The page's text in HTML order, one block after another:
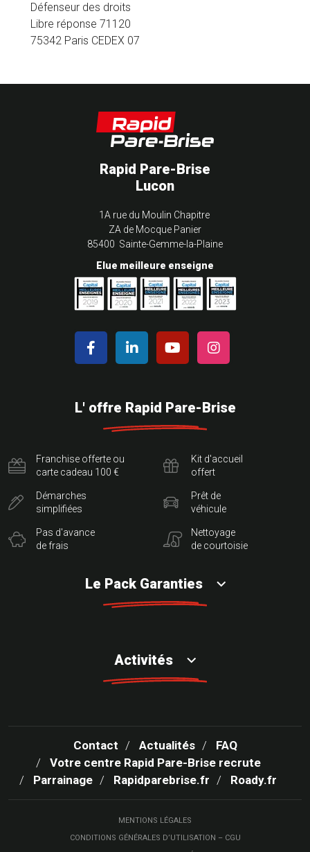
Défenseur des droits
Libre réponse 71120
75342 Paris CEDEX 07
Rapid Pare-Brise
Lucon
1A rue du Moulin Chapitre
ZA de Mocque Panier
85400 Sainte-Gemme-la-Plaine
Elue meilleure enseigne
L' offre Rapid Pare-Brise
Franchise offerte ou
carte cadeau 100 €
Démarches
simplifiées
Pas d'avance
de frais
Kit d'accueil
offert
Prêt de
véhicule
Nettoyage
de courtoisie
Le Pack Garanties
Activités
Contact Actualités
FAQ
Votre centre Rapid Pare-Brise recrute
Parrainage
Rapidparebrise.fr Roady.fr
MENTIONS LÉGALES
CONDITIONS GÉNÉRALES D’UTILISATION – CGU